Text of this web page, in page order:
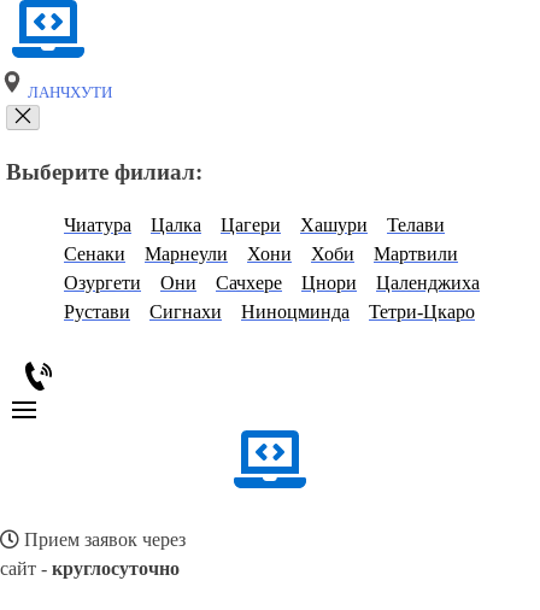
ЛАНЧХУТИ
Выберите филиал:
Чиатура Цалка Цагери Хашури
Телави
Сенаки
Марнеули Хони Хоби
Мартвили
Озургети
Они Сачхере Цнори
Цаленджиха
Рустави
Сигнахи Ниноцминда Тетри-Цкаро
Прием заявок через
сайт - круглосуточно